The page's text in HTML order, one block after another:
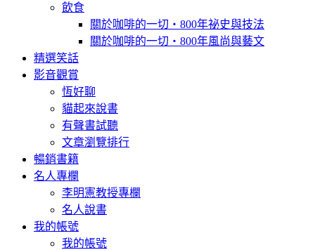
飲食
關於咖啡的一切‧800年祕史與技法
關於咖啡的一切‧800年風尚與藝文
精選笑話
影音觀賞
恆好聊
貓起來說書
有聲書試聽
文章瀏覽排行
暢銷書籍
名人專欄
李明憲教授專欄
名人說書
我的帳號
我的帳號